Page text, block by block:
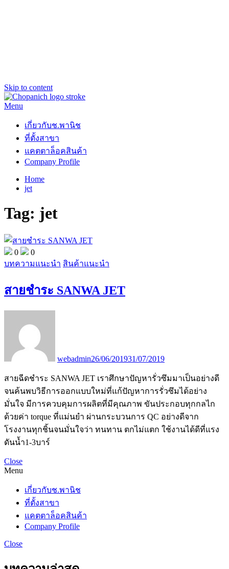
Skip to content
Menu
เกี่ยวกับช.พานิช
ที่ตั้งสาขา
แคตตาล็อคสินค้า
Company Profile
Home
jet
Tag: jet
0
0
บทความแนะนำ สินค้าแนะนำ
สายชำระ SANWA JET
webadmin26/06/201931/07/2019
สายฉีดชำระ SANWA JET เราศึกษาปัญหารั่วซึมมาเป็นอย่างดี
จนค้นพบวิธีการออกแบบใหม่ที่แก้ปัญหาการรั่วซึมได้อย่าง
มั่นใจ มีการควบคุมการผลิตที่มีคุณภาพ ขันประกอบทุกกลไก
ด้วยค่า torque ที่แม่นยำ ผ่านกระบวนการ QC อย่างดีจาก
โรงงานทุกชิ้นจนมั่นใจว่า ทนทาน ตกไม่แตก ใช้งานได้ดีที่แรง
ดันน้ำ1-3บาร์
Close
Menu
เกี่ยวกับช.พานิช
ที่ตั้งสาขา
แคตตาล็อคสินค้า
Company Profile
Close